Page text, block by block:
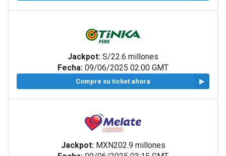
Jackpot: S/22.6 millones
Fecha: 09/06/2025 02:00 GMT
Compre su ticket ahora
Jackpot:MXN202.9 millones